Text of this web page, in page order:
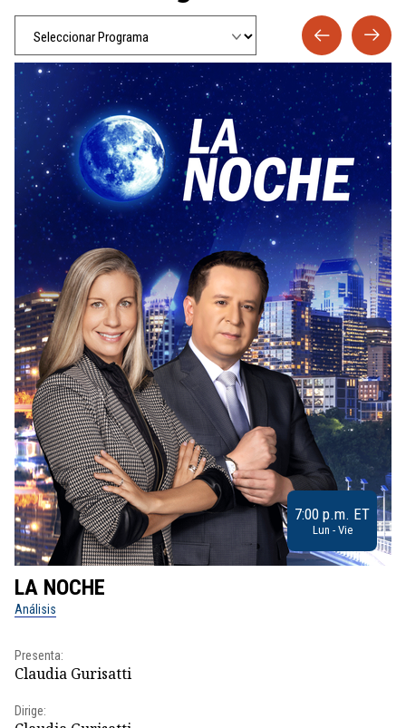
7:00 p.m. ET
Lun - Vie
LA NOCHE
Análisis
Presenta:
Claudia Gurisatti
Dirige: